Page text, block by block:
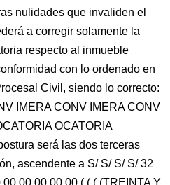
nulidades que invaliden el
a corregir solamente la
respecto al inmueble
con lo ordenado en
Civil, siendo lo correcto:
IMERA CONV IMERA CONV
OCATORIA
será las dos terceras
ascendente a S/ S/ S/ S/ 32
00.00 00.00 ( ( ( (TREINTA Y